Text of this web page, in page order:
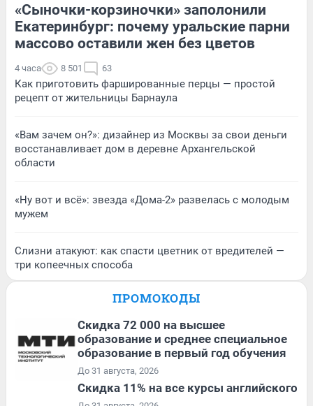
«Сыночки-корзиночки» заполонили
Екатеринбург: почему уральские парни
массово оставили жен без цветов
4 часа 8 501 63
Как приготовить фаршированные перцы — простой
рецепт от жительницы Барнаула
«Вам зачем он?»: дизайнер из Москвы за свои деньги
восстанавливает дом в деревне Архангельской
области
«Ну вот и всё»: звезда «Дома-2» развелась с молодым
мужем
Слизни атакуют: как спасти цветник от вредителей —
три копеечных способа
ПРОМОКОДЫ
Скидка 72 000 на высшее
образование и среднее специальное
образование в первый год обучения
До 31 августа, 2026
Скидка 11% на все курсы английского